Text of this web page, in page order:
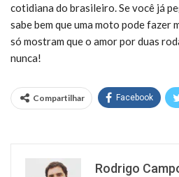
cotidiana do brasileiro. Se você já
sabe bem que uma moto pode fazer
só mostram que o amor por duas
nunca!
Compartilhar Facebook
Rodrigo